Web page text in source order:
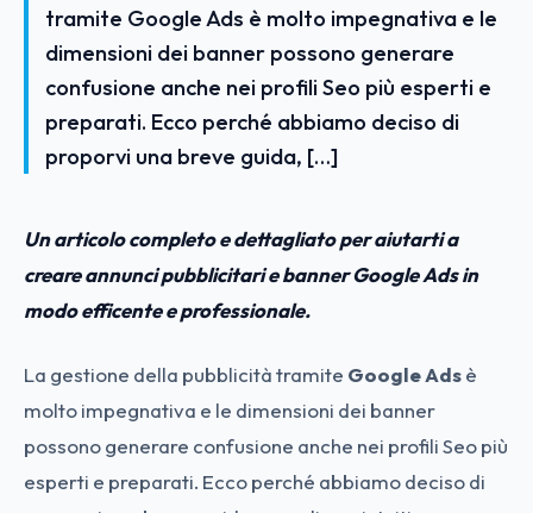
tramite Google Ads è molto impegnativa e le
dimensioni dei banner possono generare
confusione anche nei profili Seo più esperti e
preparati. Ecco perché abbiamo deciso di
proporvi una breve guida, […]
Un articolo completo e dettagliato per aiutarti a
creare annunci pubblicitari e banner Google Ads in
modo efficente e professionale.
La gestione della pubblicità tramite Google Adsè
molto impegnativa e le dimensioni dei banner
possono generare confusione anche nei profili Seo più
esperti e preparati. Ecco perché abbiamo deciso di